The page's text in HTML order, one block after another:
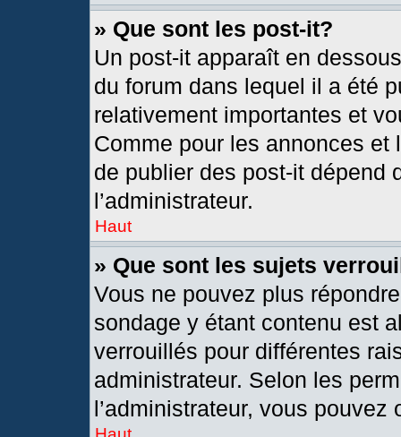
» Que sont les post-it?
Un post-it apparaît en
du forum dans lequel il a été
relativement importantes et
Comme pour les annonces
de publier des post-it dépend
l’administrateur.
Haut
» Que sont les sujets
Vous ne pouvez plus
sondage y étant contenu est
verrouillés pour différentes
administrateur. Selon les
l’administrateur, vous